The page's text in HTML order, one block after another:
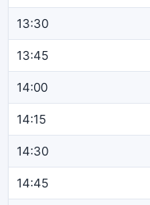
13:30
13:45
14:00
14:15
14:30
14:45